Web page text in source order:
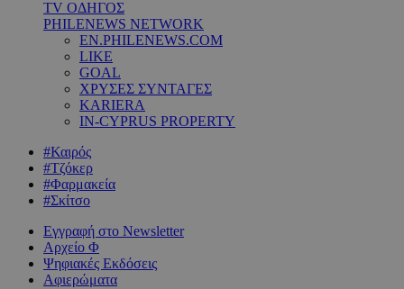
TV ΟΔΗΓΟΣ
PHILENEWS NETWORK
EN.PHILENEWS.COM
LIKE
GOAL
ΧΡΥΣΕΣ ΣΥΝΤΑΓΕΣ
KARIERA
IN-CYPRUS PROPERTY
#Καιρός
#Τζόκερ
#Φαρμακεία
#Σκίτσο
Εγγραφή στο Newsletter
Αρχείο Φ
Ψηφιακές Εκδόσεις
Αφιερώματα